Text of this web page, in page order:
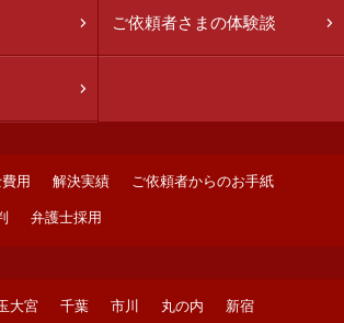
ご依頼者さまの体験談
用 解決実績 ご依頼者からのお手紙
弁護士採用
大宮 千葉 市川 丸の内 新宿